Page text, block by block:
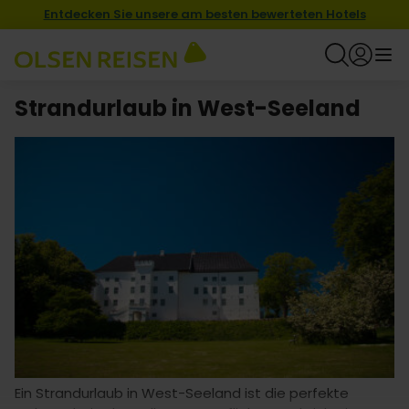
Entdecken Sie unsere am besten bewerteten Hotels
Strandurlaub in West-Seeland
Ein Strandurlaub in West-Seeland ist die perfekte